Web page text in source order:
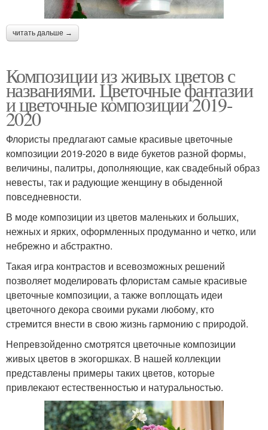
читать дальше →
Композиции из живых цветов с
названиями. Цветочные фантазии
и цветочные композиции 2019-
2020
Флористы предлагают самые красивые цветочные
композиции 2019-2020 в виде букетов разной формы,
величины, палитры, дополняющие, как свадебный образ
невесты, так и радующие женщину в обыденной
повседневности.
В моде композиции из цветов маленьких и больших,
нежных и ярких, оформленных продуманно и четко, или
небрежно и абстрактно.
Такая игра контрастов и всевозможных решений
позволяет моделировать флористам самые красивые
цветочные композиции, а также воплощать идеи
цветочного декора своими руками любому, кто
стремится внести в свою жизнь гармонию с природой.
Непревзойденно смотрятся цветочные композиции
живых цветов в экогоршках. В нашей коллекции
представлены примеры таких цветов, которые
привлекают естественностью и натуральностью.